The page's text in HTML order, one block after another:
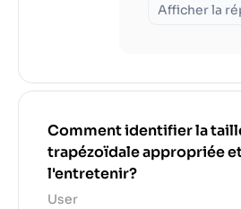
Afficher la
Comment identifier la
trapézoïdale appropriée
l'entretenir?
User